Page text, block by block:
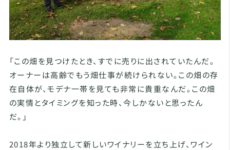
「この畑を見つけたとき、すでに売りに出されていたんだ。
オーナーは高齢でもう畑仕事が続けられない。この畑の存
在自体が、モデナ一帯を見ても非常に貴重なんだ。この畑
の実情とタイミングを知った時、今しかないと思ったん
だ。」
2018年より独立して新しいワイナリーを立ち上げ、ワイン